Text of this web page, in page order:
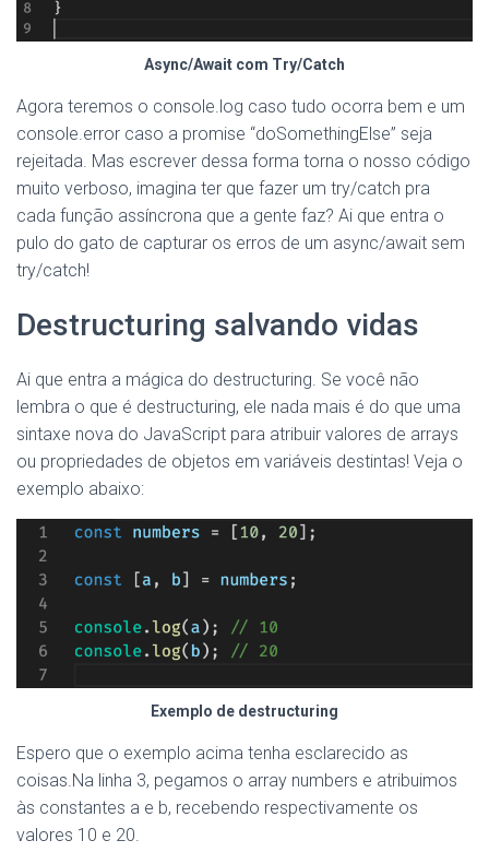
Async/Await com Try/Catch
Agora teremos o console.log caso tudo ocorra bem e um
console.error caso a promise “doSomethingElse” seja
rejeitada. Mas escrever dessa forma torna o nosso código
muito verboso, imagina ter que fazer um try/catch pra
cada função assíncrona que a gente faz? Ai que entra o
pulo do gato de capturar os erros de um async/await sem
try/catch!
Destructuring salvando vidas
Ai que entra a mágica do destructuring. Se você não
lembra o que é destructuring, ele nada mais é do que uma
sintaxe nova do JavaScript para atribuir valores de arrays
ou propriedades de objetos em variáveis destintas! Veja o
exemplo abaixo:
Exemplo de destructuring
Espero que o exemplo acima tenha esclarecido as
coisas.Na linha 3, pegamos o array numbers e atribuimos
às constantes a e b, recebendo respectivamente os
valores 10 e 20.